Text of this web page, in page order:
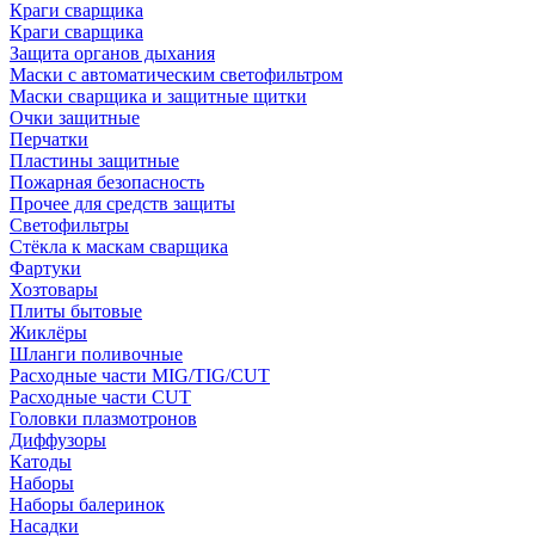
Краги сварщика
Краги сварщика
Защита органов дыхания
Маски с автоматическим светофильтром
Маски сварщика и защитные щитки
Очки защитные
Перчатки
Пластины защитные
Пожарная безопасность
Прочее для средств защиты
Светофильтры
Стёкла к маскам сварщика
Фартуки
Хозтовары
Плиты бытовые
Жиклёры
Шланги поливочные
Расходные части MIG/TIG/CUT
Расходные части CUT
Головки плазмотронов
Диффузоры
Катоды
Наборы
Наборы балеринок
Насадки